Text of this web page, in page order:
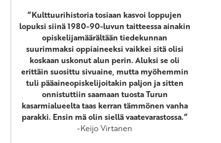
”Kulttuurihistoria tosiaan kasvoi loppujen
lopuksi siinä 1980-90-luvun taitteessa ainakin
opiskelijamäärältään tiedekunnan
suurimmaksi oppiaineeksi vaikkei sitä olisi
koskaan uskonut alun perin. Aluksi se oli
erittäin suosittu sivuaine, mutta myöhemmin
tuli pääaineopiskelijoitakin paljon ja sitten
onnistuttiin saamaan tuosta Turun
kasarmialueelta taas kerran tämmönen vanha
parakki. Ensin mä olin siellä vaatevarastossa.”
-Keijo Virtanen